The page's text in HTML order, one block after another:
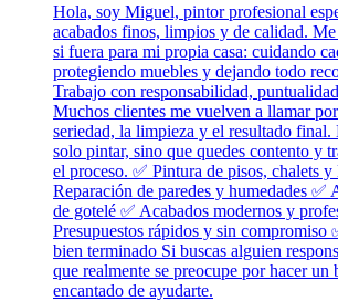
Hola, soy Miguel, pintor profesional
acabados finos, limpios y de calidad.
si fuera para mi propia casa: cuidando
protegiendo muebles y dejando todo
Trabajo con responsabilidad,
Muchos clientes me vuelven a llamar
seriedad, la limpieza y el resultado
solo pintar, sino que quedes contento y
el proceso. ✅ Pintura de pisos, chalets y
Reparación de paredes y humedades
de gotelé ✅ Acabados modernos y
Presupuestos rápidos y sin compromiso
bien terminado Si buscas alguien
que realmente se preocupe por hacer un
encantado de ayudarte.